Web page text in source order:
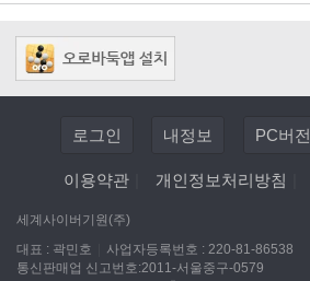
로그인 내정보 PC버전
이용약관 개인정보처리방침
세계사이버기원(주)
대표 : 곽민호
사업자등록번호 : 220-81-86538
통신판매업 신고번호:2011-서울중구-0579